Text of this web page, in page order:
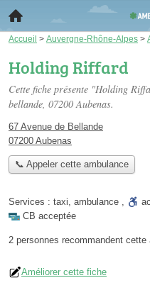
Accueil > Auvergne-Rhône-Alpes >
Holding Riffard
Cette fiche présente "Holding
bellande, 07200 Aubenas.
67 Avenue de Bellande
07200 Aubenas
📞 Appeler cette ambulance
Services : taxi, ambulance ,
CB acceptée
2 personnes recommandent cette
Améliorer cette fiche